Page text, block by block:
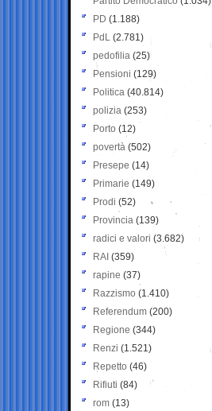
PD (1.188)
PdL (2.781)
pedofilia (25)
Pensioni (129)
Politica (40.814)
polizia (253)
Porto (12)
povertà (502)
Presepe (14)
Primarie (149)
Prodi (52)
Provincia (139)
radici e valori (3.682)
RAI (359)
rapine (37)
Razzismo (1.410)
Referendum (200)
Regione (344)
Renzi (1.521)
Repetto (46)
Rifiuti (84)
rom (13)